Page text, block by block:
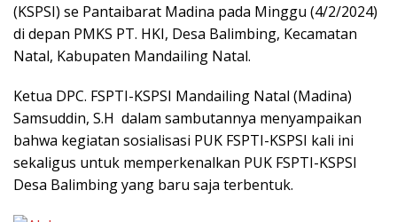
(KSPSI) se Pantaibarat Madina pada Minggu (4/2/2024)
di depan PMKS PT. HKI, Desa Balimbing, Kecamatan
Natal, Kabupaten Mandailing Natal.
Ketua DPC. FSPTI-KSPSI Mandailing Natal (Madina)
Samsuddin, S.H dalam sambutannya menyampaikan
bahwa kegiatan sosialisasi PUK FSPTI-KSPSI kali ini
sekaligus untuk memperkenalkan PUK FSPTI-KSPSI
Desa Balimbing yang baru saja terbentuk.